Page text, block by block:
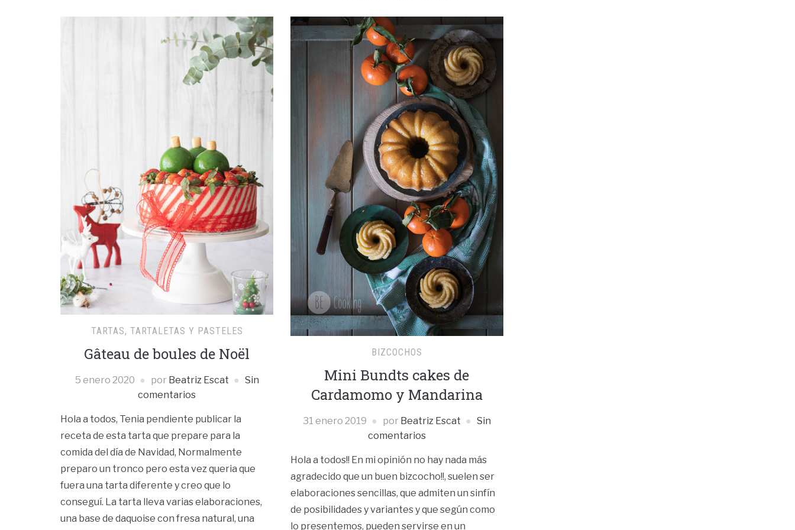
TARTAS, TARTALETAS Y PASTELES
Gâteau de boules de Noël
5 enero 2020 por Beatriz Escat
Sin
comentarios
Hola a todos, Tenia pendiente publicar la
receta de esta tarta que prepare para la
comida del día de Navidad, Normalmente
preparo un tronco pero esta vez queria que
fuera una tarta diferente y creo que lo
conseguí. La tarta lleva varias elaboraciones,
una base de daquoise con fresa natural, una
BIZCOCHOS
Mini Bundts cakes de
Cardamomo y Mandarina
31 enero 2019 por Beatriz Escat
Sin
comentarios
Hola a todos!! En mi opinión no hay nada más
agradecido que un buen bizcocho!!, suelen ser
elaboraciones sencillas, que admiten un sinfín
de posibilidades y variantes y que según como
lo presentemos, pueden servirse en un